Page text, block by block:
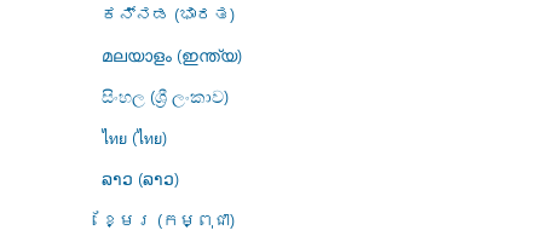
ಕನ್ನಡ (ಭಾರತ)
മലയാളം (ഇന്ത്യ)
සිංහල (ශ්‍රී ලංකාව)
ไทย (ไทย)
ລາວ (ລາວ)
ខ្មែរ (កម្ពុជា)